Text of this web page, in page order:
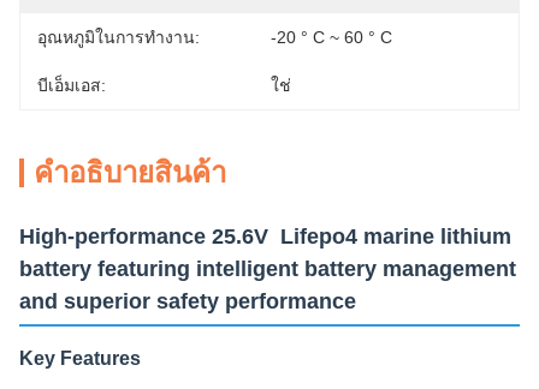
อุณหภูมิในการทำงาน: -20 ° C ~ 60 ° C
บีเอ็มเอส: ใช่
คําอธิบายสินค้า
High-performance 25.6V Lifepo4 marine lithium
battery featuring intelligent battery management
and superior safety performance
Key Features